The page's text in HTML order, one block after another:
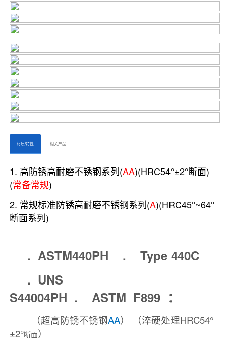
ㅤㅤ材质/特性ㅤㅤ ㅤㅤ相关产品ㅤㅤㅤ